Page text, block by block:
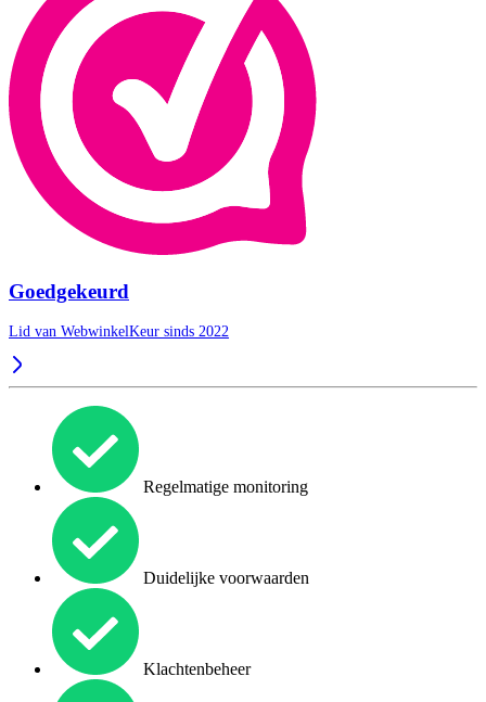
Goedgekeurd
Lid van WebwinkelKeur sinds 2022
Regelmatige monitoring
Duidelijke voorwaarden
Klachtenbeheer